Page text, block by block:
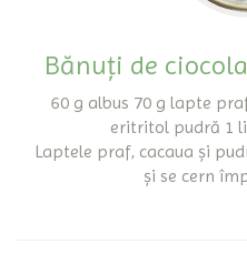
Bănuți de
60 g albus 70 g lapte
eritritol pudră 1
Laptele praf, cacaua și
și se cern